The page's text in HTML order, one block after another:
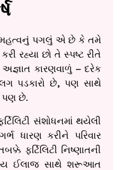
પગલું એ છે કે તમે
રહ્યા છો તે સ્પષ્ટ રીતે
કારણવાળું – દરેક
પડકારો છે, પણ સાથે
પણ છે.
સંશોધનમાં થયેલી
ધારણ કરીને પરિવાર
ફર્ટિલિટી નિષ્ણાતની
ઈલાજ સાથે શરૂઆત